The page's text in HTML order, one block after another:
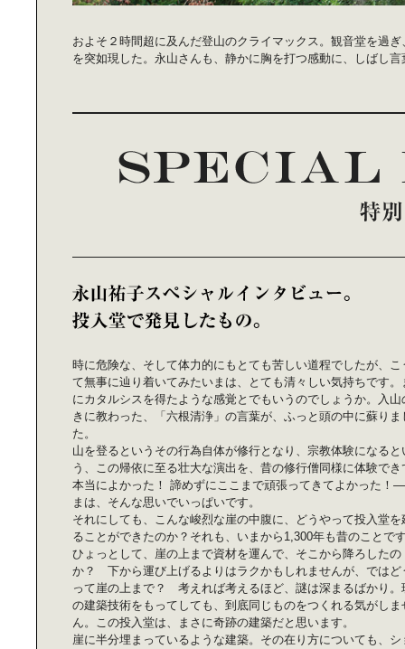
およそ２時間超に及んだ登山のクライマックス。観音堂を過
を突如現した。永山さんも、静かに胸を打つ感動に、しばし
時に危険な、そして体力的にもとても苦しい道程でしたが、こ
て無事に辿り着いてみたいまは、とても清々しい気持ちです。
にカタルシスを得たような感覚とでもいうのでしょうか。入山
きに教わった、「六根清浄」の言葉が、ふっと頭の中に蘇りま
た。
山を登るというその行為自体が修行となり、宗教体験になると
う、この帰依に至る壮大な演出を、昔の修行僧同様に体験でき
本当によかった！ 諦めずにここまで頑張ってきてよかった
まは、そんな思いでいっぱいです。
それにしても、こんな峻烈な崖の中腹に、どうやって投入堂を
ることができたのか？それも、いまから1,300年も昔のことで
ひょっとして、崖の上まで資材を運んで、そこから降ろしたの
か？ 下から運び上げるよりはラクかもしれませんが、ではど
って崖の上まで？ 考えれば考えるほど、謎は深まるばかり。
の建築技術をもってしても、到底同じものをつくれる気がしま
ん。この投入堂は、まさに奇跡の建築だと思います。
崖に半分埋まっているような建築。その在り方についても、シ